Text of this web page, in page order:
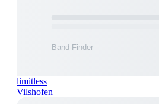
limitless
Vilshofen